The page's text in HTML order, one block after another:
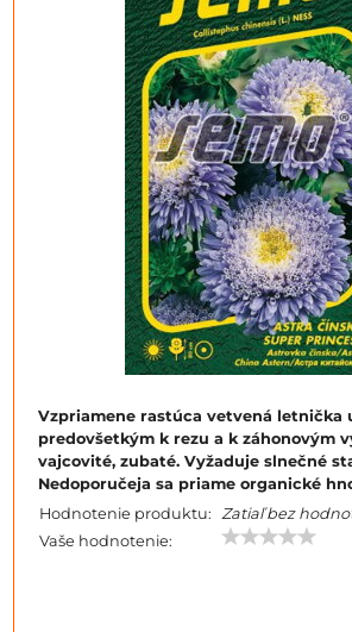
Vzpriamene rastúca vetvená letnička
predovšetkým k rezu a k záhonovým
vajcovité, zubaté. Vyžaduje slnečné
Nedoporučeja sa priame organické
Hodnotenie produktu: Zatiaľ bez
Vaše hodnotenie: